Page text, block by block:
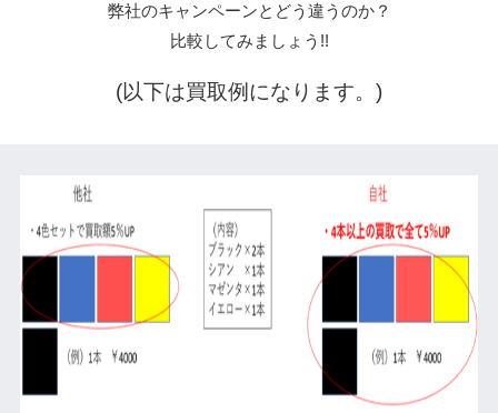
弊社のキャンペーンとどう違うのか？
比較してみましょう!!
(以下は買取例になります。)